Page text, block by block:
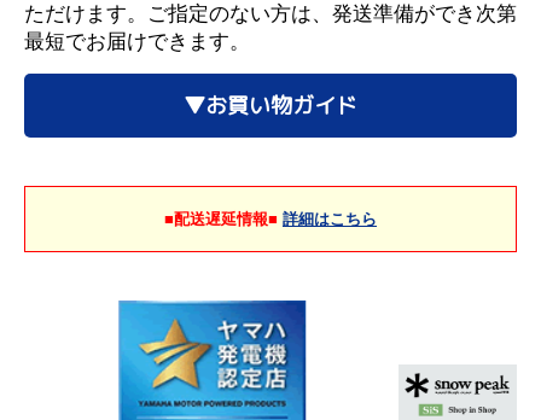
ただけます。ご指定のない方は、発送準備ができ次第
最短でお届けできます。
▼お買い物ガイド
■配送遅延情報■ 詳細はこちら